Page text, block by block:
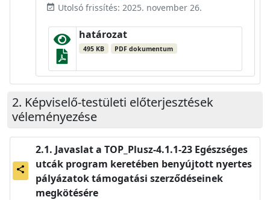
event_available Utolsó frissítés: 2025. november 26.
határozat
495 KB PDF dokumentum
Képviselő-testületi előterjesztések
véleményezése
share
Javaslat a TOP_Plusz-4.1.1-23 Egészséges
utcák program keretében benyújtott nyertes
pályázatok támogatási szerződéseinek
megkötésére